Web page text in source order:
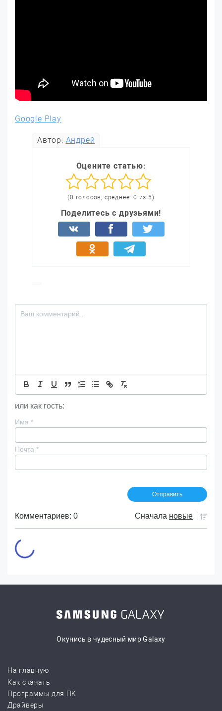
Google Play
Автор: Андрей
Оцените статью:
(0 голосов, среднее: 0 из 5)
Поделитесь с друзьями!
или как гость:
Имя *
Почта *
Комментариев: 0 Сначала новые
Окунись в чудесный мир Galaxy
На главную
Как скачать
Программы для ПК
Драйверы